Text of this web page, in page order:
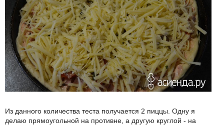
Из данного количества теста получается 2 пиццы. Одну я
делаю прямоугольной на противне, а другую круглой - на